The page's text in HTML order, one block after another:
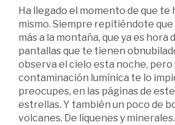
Ha llegado el momento de que te
mismo. Siempre repitiéndote
más a la montaña, que ya es hora
pantallas que te tienen
observa el cielo esta noche, pero
contaminación lumínica te lo
preocupes, en las páginas de
estrellas. Y también un poco de
volcanes. De líquenes y